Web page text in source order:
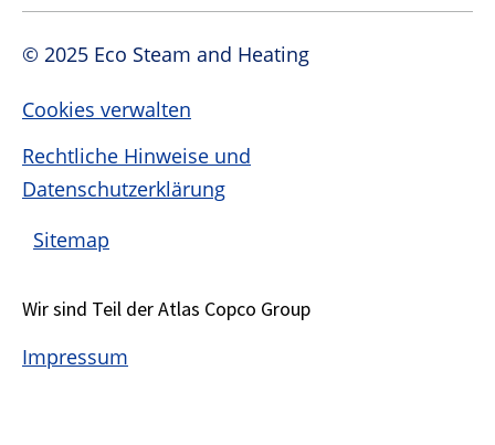
© 2025 Eco Steam and Heating
Cookies verwalten
Rechtliche Hinweise und
Datenschutzerklärung
Sitemap
Wir sind Teil der Atlas Copco Group
Impressum